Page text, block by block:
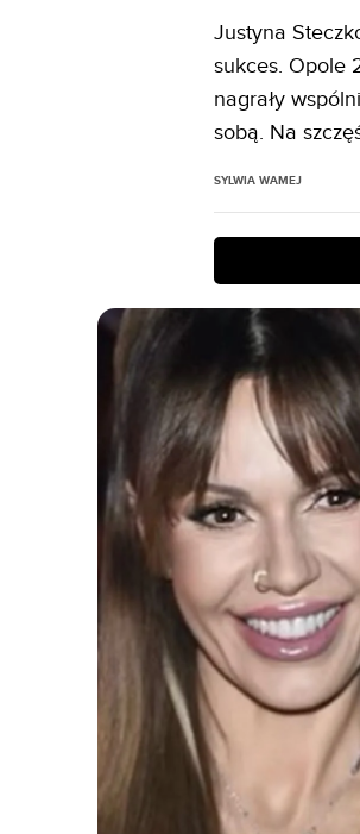
Justyna
sukces. Opole
nagrały
sobą. Na
SYLWIA WAMEJ